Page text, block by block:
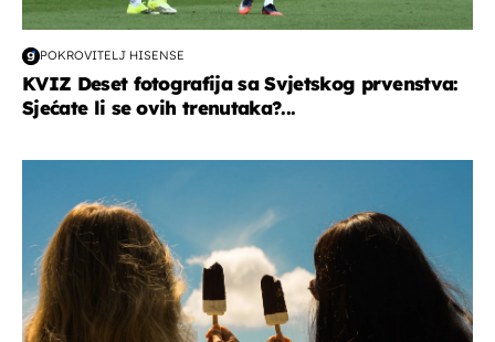
POKROVITELJ HISENSE
KVIZ Deset fotografija sa Svjetskog prvenstva:
Sjećate li se ovih trenutaka?...